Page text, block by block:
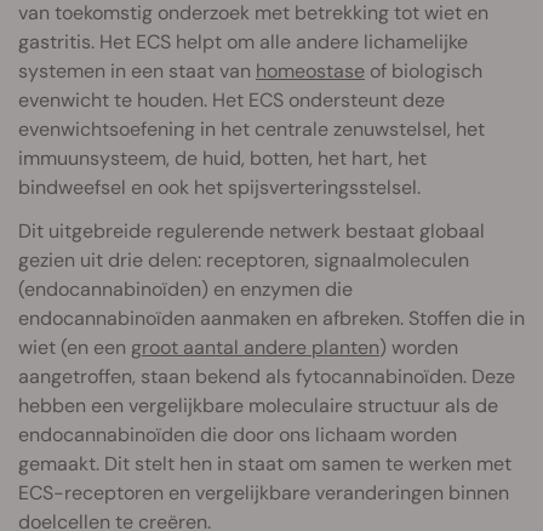
van toekomstig onderzoek met betrekking tot wiet en
gastritis. Het ECS helpt om alle andere lichamelijke
systemen in een staat van homeostase of biologisch
evenwicht te houden. Het ECS ondersteunt deze
evenwichtsoefening in het centrale zenuwstelsel, het
immuunsysteem, de huid, botten, het hart, het
bindweefsel en ook het spijsverteringsstelsel.
Dit uitgebreide regulerende netwerk bestaat globaal
gezien uit drie delen: receptoren, signaalmoleculen
(endocannabinoïden) en enzymen die
endocannabinoïden aanmaken en afbreken. Stoffen die in
wiet (en een groot aantal andere planten) worden
aangetroffen, staan bekend als fytocannabinoïden. Deze
hebben een vergelijkbare moleculaire structuur als de
endocannabinoïden die door ons lichaam worden
gemaakt. Dit stelt hen in staat om samen te werken met
ECS-receptoren en vergelijkbare veranderingen binnen
doelcellen te creëren.